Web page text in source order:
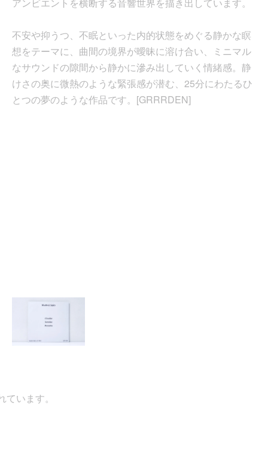
アンビエントを横断する音響世界を描き出しています。
不安や抑うつ、不眠といった内的状態をめぐる静かな瞑
想をテーマに、曲間の境界が曖昧に溶け合い、ミニマル
なサウンドの隙間から静かに滲み出していく情緒感。静
けさの奥に微熱のような緊張感が潜む、25分にわたるひ
とつの夢のような作品です。[GRRRDEN]
ます。